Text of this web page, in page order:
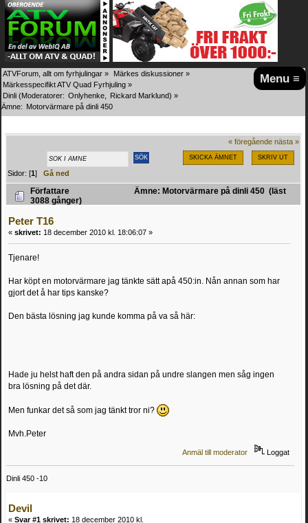
Menu ≡
ATVForum, allt om fyrhjulingar » Märkes diskussioner »
Märkesspecifikt ATV Quad Fyrhjuling »
Dinli (Moderatorer: Onlyhenke Rickard Marklund) »
Ämne: Motorvärmare på dinli 450
« föregående nästa »
SKICKA ÄMNET SKRIV UT
Sidor: [1]Gå ned
Författare
Ämne: Motorvärmare på dinli 450 (läst
3088 gånger)
Peter T16
« skrivet: 18 december 2010 kl. 18:06:07 »
Tjenare!
Har köpt en motorvärmare jag tänkte sätt apå 450:in. Nån annan som har
gjort det å har tips kanske?
Den bästa lösning jag kunde komma på va så här:
Hade ju helst haft den på andra sidan på undre slangen men såg ingen
bra lösning på det där.
Men funkar det så som jag tänkt tror ni?
Mvh.Peter
Anmäl till moderator Loggat
Dinli 450 -10
Devil
« Svar #1 skrivet: 18 december 2010 kl.